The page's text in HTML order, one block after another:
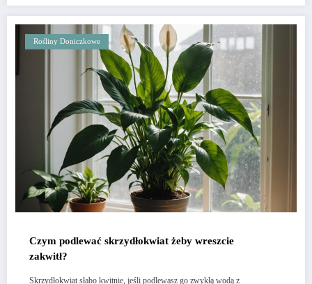
Rośliny Doniczkowe
Czym podlewać skrzydłokwiat żeby wreszcie
zakwitł?
Skrzydłokwiat słabo kwitnie, jeśli podlewasz go zwykłą wodą z